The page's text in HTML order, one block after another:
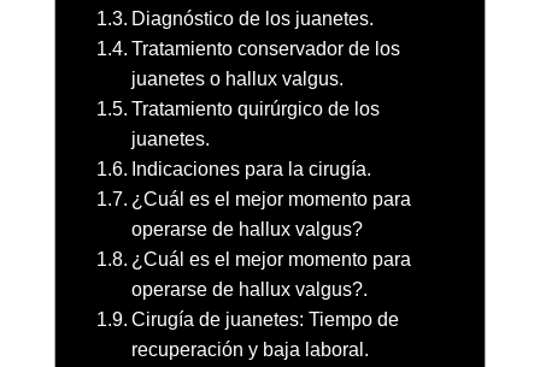
Diagnóstico de los juanetes.
Tratamiento conservador de los
juanetes o hallux valgus.
Tratamiento quirúrgico de los
juanetes.
Indicaciones para la cirugía.
¿Cuál es el mejor momento para
operarse de hallux valgus?
¿Cuál es el mejor momento para
operarse de hallux valgus?.
Cirugía de juanetes: Tiempo de
recuperación y baja laboral.